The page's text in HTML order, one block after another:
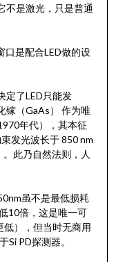
不是激光，只是普通
口是配合LED做的设
定了LED只能发
镓（GaAs） 作为唯
年代），其本征
发光波长于 850 nm
此乃自然法则，人
虽不是最低损耗
10倍，这是唯一可
），但当时无商用
PD探测器。